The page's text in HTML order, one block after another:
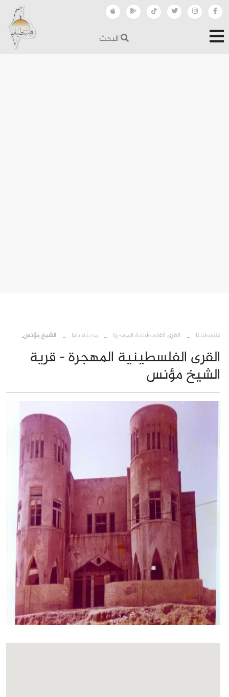
البحث
فلسطيننا › القرى الفلسطينية المهجرة مدينة يافا الشيخ مؤنس
القرى الفلسطينية المهجرة - قرية
الشيخ مؤنس